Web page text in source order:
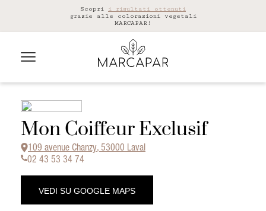
Scopri i risultati ottenuti
grazie alle colorazioni vegetali
MARCAPAR!
Mon Coiffeur Exclusif
109 avenue Chanzy, 53000 Laval
02 43 53 34 74
VEDI SU GOOGLE MAPS